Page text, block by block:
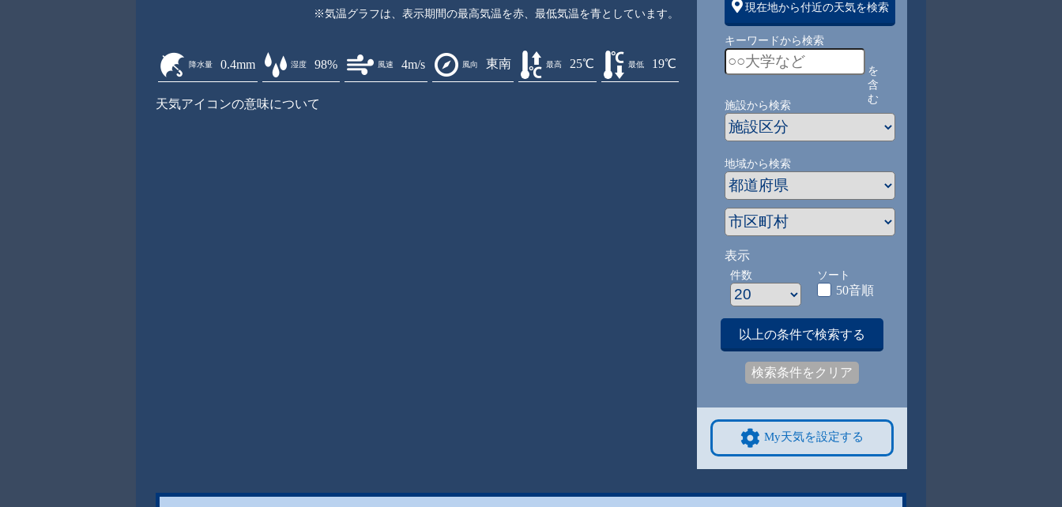
※気温グラフは、表示期間の最高気温を赤、最低気温を青としています。
降水量 0.4mm 湿度 98% 風速 4m/s 風向 東南 最高 25℃ 最低 19℃
天気アイコンの意味について
現在地から付近の天気を検索
キーワードから検索
を
含
む
施設から検索
地域から検索
表示
件数 ソート
50音順
以上の条件で検索する
検索条件をクリア
My天気を設定する